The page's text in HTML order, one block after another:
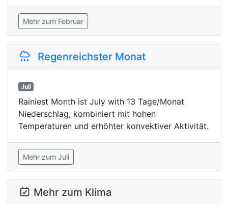
Mehr zum Februar
Regenreichster Monat
Juli
Rainiest Month ist July with 13 Tage/Monat
Niederschlag, kombiniert mit hohen
Temperaturen und erhöhter konvektiver Aktivität.
Mehr zum Juli
Mehr zum Klima